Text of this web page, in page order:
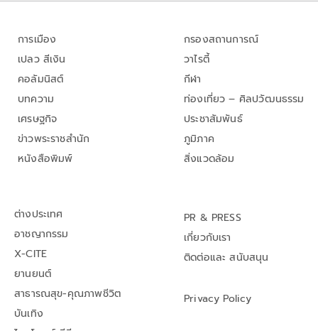
การเมือง
เปลว สีเงิน
คอลัมนิสต์
บทความ
เศรษฐกิจ
ข่าวพระราชสำนัก
หนังสือพิมพ์
กรองสถานการณ์
วาไรตี้
กีฬา
ท่องเที่ยว – ศิลปวัฒนธรรม
ประชาสัมพันธ์
ภูมิภาค
สิ่งแวดล้อม
ต่างประเทศ
อาชญากรรม
X-CITE
ยานยนต์
สาธารณสุข-คุณภาพชีวิต
บันเทิง
PR & PRESS
เกี่ยวกับเรา
ติดต่อและ สนับสนุน
Privacy Policy